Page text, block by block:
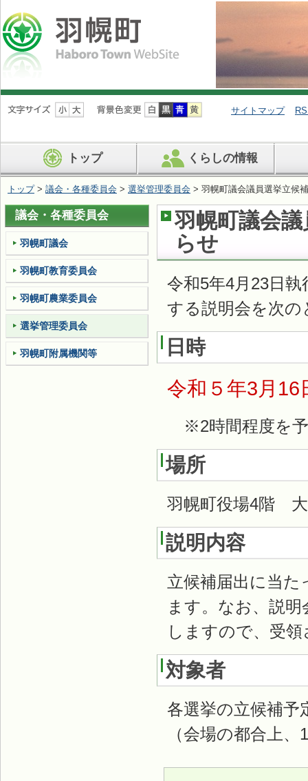
ナ
ビ
ン
を
ば
す
サイトマップ
トップ くらしの情報
トップ> 議会・各種委員会 > 選挙管理委員会 > 羽幌町議会議員選挙立候
羽幌町議会
らせ
令和5年4月23日
する説明会を次
日時
令和５ 年3月16
※2時間程度を
場所
羽幌町役場4階
説明内容
立候補届出に当
ます。なお、説
しますので、受
対象者
各選挙の立候補予
（会場の都合上
議会・各種委員会
羽幌町議会
羽幌町教育委員会
羽幌町農業委員会
選挙管理委員会
羽幌町附属機関等